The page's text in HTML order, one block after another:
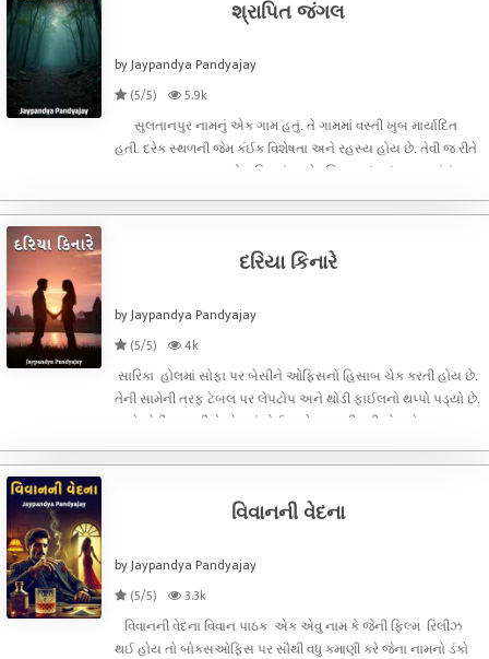
શ્રાપિત જંગલ
by Jaypandya Pandyajay
(5/5)
5.9k
સુલતાનપુર નામનું એક ગામ હતું. તે ગામમાં વસ્તી ખુબ માર્યાદિત
હતી. દરેક સ્થળની જેમ કંઈક વિશેષતા અને રહસ્ય હોય છે. તેવી જ રીતે
સુલતાનપુર ગામ આમ તો હરિયાળું અને રળિયામણું હતું. પણ ત્યાંનું
જ
દરિયા કિનારે
by Jaypandya Pandyajay
(5/5)
4k
સારિકા હોલમાં સોફા પર બેસીને ઓફિસનો હિસાબ ચેક કરતી હોય છે.
તેની સામેની તરફ ટેબલ પર લેપટોપ અને થોડી ફાઈલનો થપ્પો પડ્યો છે.
અને થોડીવાર પછી તે ફોનમાં કોઈ સાથે વાત કરી રહી હોય છે. આ તરફ
પચીસેક
વિવાનની વેદના
by Jaypandya Pandyajay
(5/5)
3.3k
વિવાનની વેદના વિવાન પાઠક એક એવુ નામ કે જેની ફિલ્મ રિલીઝ
થઈ હોય તો બોક્સઓફિસ પર સૌથી વધુ કમાણી કરે જેના નામનો ડંકો